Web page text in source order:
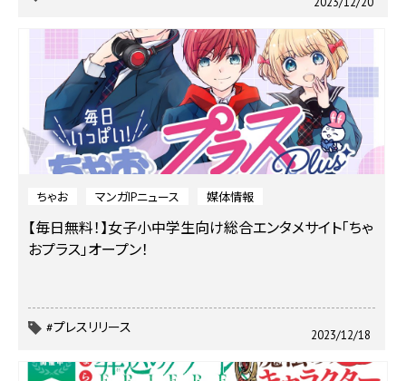
ちゃお マンガIPニュース 媒体情報
【毎日無料！】女子小中学生向け総合エンタメサイト「ちゃ
おプラス」オープン！
2023/12/18
#プレスリリース